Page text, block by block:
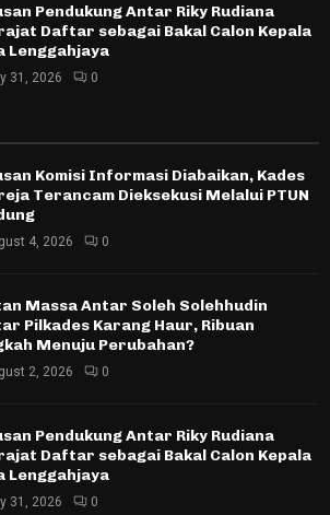
Pendukung Antar Riky Rudiana
Daftar sebagai Bakal Calon Kepala
Lenggahjaya
31, 2026 0
Komisi Informasi Diabaikan, Kades
Terancam Dieksekusi Melalui PTUN
4, 2026 0
Massa Antar Soleh Solehhudin
Pilkades Karang Haur, Ribuan
Menuju Perubahan?
2, 2026 0
Pendukung Antar Riky Rudiana
Daftar sebagai Bakal Calon Kepala
Lenggahjaya
31, 2026 0